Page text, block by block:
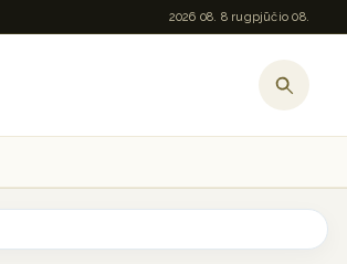
2026 08. 8 rugpjūčio 08.